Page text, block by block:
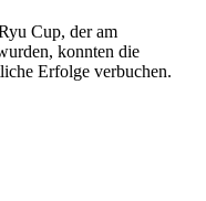
Cup, der am
konnten die
Erfolge verbuchen.